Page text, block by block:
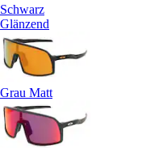
Schwarz
Glänzend
Grau Matt